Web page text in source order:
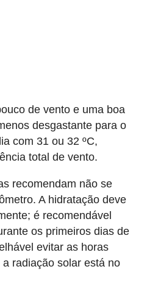
de vento e uma boa
desgastante para o
com 31 ou 32 ºC,
total de vento.
recomendam não se
A hidratação deve
é recomendável
os primeiros dias de
evitar as horas
radiação solar está no